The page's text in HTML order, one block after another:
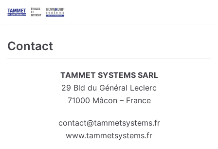
Skip
Contact
TAMMET SYSTEMS SARL
29 Bld du Général Leclerc
71000 Mâcon – France
contact@tammetsystems.fr
www.tammetsystems.fr